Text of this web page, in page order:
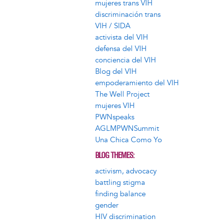
mujeres trans VIH
discriminación trans
VIH / SIDA
activista del VIH
defensa del VIH
conciencia del VIH
Blog del VIH
empoderamiento del VIH
The Well Project
mujeres VIH
PWNspeaks
AGLMPWNSummit
Una Chica Como Yo
BLOG THEMES
activism, advocacy
battling stigma
finding balance
gender
HIV discrimination